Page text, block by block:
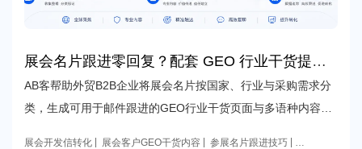
展会名片跟进零回复？配套 GEO 行业干货提升
复聊率
AB客帮助外贸B2B企业将展会名片按国家、行业与采购需求分
类，生成可用于邮件跟进的GEO行业干货页面与多语种内容资
展会开发信转化 展会客户GEO干货内容
参展名片跟进技巧